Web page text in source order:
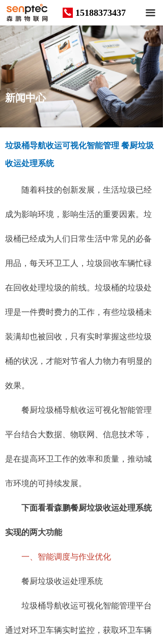
끀
끅 15188373437
垃圾桶导航收运可视化智能管理 餐厨垃圾
收运处理系统
随着科技的创新发展，生活垃圾已经
成为影响环境，影响生活的重要因素。垃
圾桶已经成为人们日常生活中常见的必备
用品，每天环卫工人，垃圾回收车辆忙碌
在回收处理垃圾的前线。垃圾桶的垃圾处
理是一件费时费力的工作，有些垃圾桶未
装满却也被回收，只有实时掌握这些垃圾
桶的状况，才能对节省人力物力有明显的
效果。
餐厨垃圾桶导航收运可视化智能管理
平台结合大数据、物联网、信息技术等，
是在提高环卫工作的效率和质量，推动城
市环境的可持续发展。
下面看看森鹏餐厨垃圾收运处理系统
实现的两大功能
一、智能调度与作业优化
餐厨垃圾收运处理系统
垃圾桶导航收运可视化智能管理平台
通过对环卫车辆实时监控，获取环卫车辆
News
新闻中心